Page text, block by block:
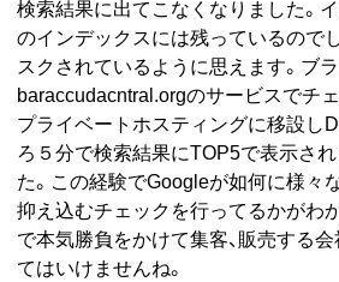
検索結果に出てこなくなりました。
のインデックスには残っているので
スクされているように思えます。ブ
baraccudacntral.orgのサービスでチ
プライベートホスティングに移設し
ろ５分で検索結果にTOP5で表示さ
た。この経験でGoogleが如何に様々
抑え込むチェックを行ってるかがわ
で本気勝負をかけて集客、販売する
てはいけませんね。